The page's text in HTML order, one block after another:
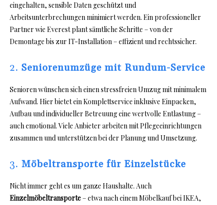
eingehalten, sensible Daten geschützt und
Arbeitsunterbrechungen minimiert werden. Ein professioneller
Partner wie Everest plant sämtliche Schritte – von der
Demontage bis zur IT-Installation – effizient und rechtssicher.
2. Seniorenumzüge mit Rundum-Service
Senioren wünschen sich einen stressfreien Umzug mit minimalem
Aufwand. Hier bietet ein Komplettservice inklusive Einpacken,
Aufbau und individueller Betreuung eine wertvolle Entlastung –
auch emotional. Viele Anbieter arbeiten mit Pflegeeinrichtungen
zusammen und unterstützen bei der Planung und Umsetzung.
3. Möbeltransporte für Einzelstücke
Nicht immer geht es um ganze Haushalte. Auch
Einzelmöbeltransporte– etwa nach einem Möbelkauf bei IKEA,